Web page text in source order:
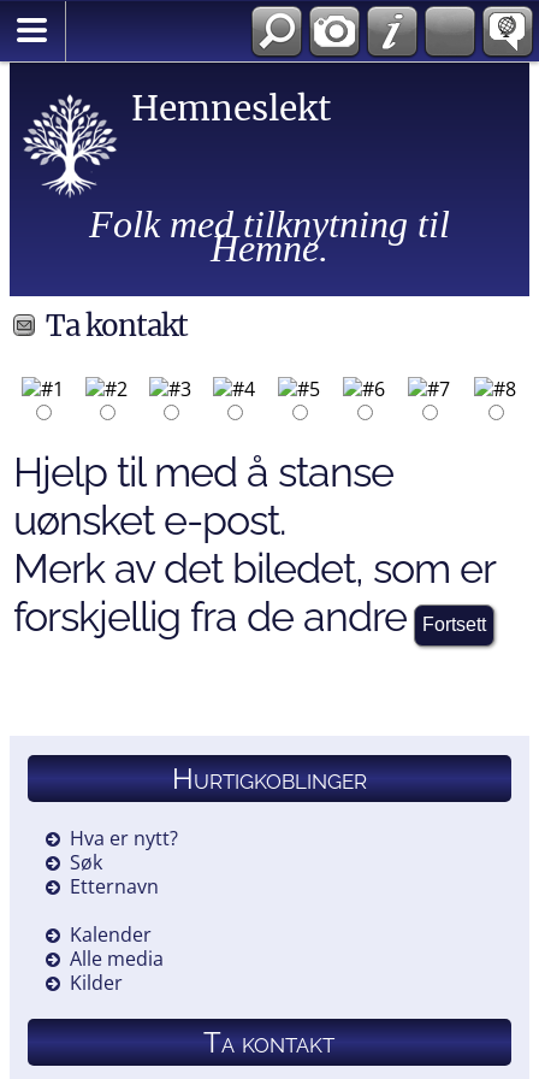
Hemneslekt
Folk med tilknytning til
Hemne.
Ta kontakt
Hjelp til med å stanse
uønsket e-post.
Merk av det biledet, som er
forskjellig fra de andre
Hurtigkoblinger
Hva er nytt?
Søk
Etternavn
Kalender
Alle media
Kilder
Ta kontakt